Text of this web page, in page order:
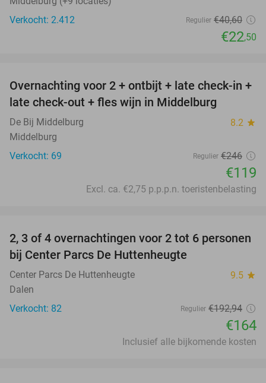
Verkocht: 2.412
Regulier €40,60
€22,50
52%
Overnachting voor 2 + ontbijt + late check-in +
late check-out + fles wijn in Middelburg
De Bij Middelburg 8.2 star
Middelburg
Verkocht: 69
Regulier €246
€119
Excl. ca. €2,75 p.p.p.n. toeristenbelasting
15%
2, 3 of 4 overnachtingen voor 2 tot 6 personen
bij Center Parcs De Huttenheugte
Center Parcs De Huttenheugte 9.5 star
Dalen
Verkocht: 82
Regulier €192,94
€164
Inclusief alle bijkomende kosten